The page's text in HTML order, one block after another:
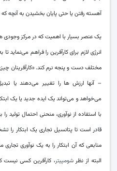
آهسته رفتن یا حتی پایان بخشیدن به آنچه
یک عنصر بسیار با اهمیت که در مرکز وجودی
انرژی لازم برای کارآفرین را فراهم می‌نماید
مختلف دست و پنجه نرم کند. «کارآفرینان
– آنها ارزش ها را تغییر می‌دهند یا
می‌خواهد و می‌تواند یک ایده جدید یا یک
با استفاده از نوآوری، منحنی احتمال تولید
قادر است تا پتانسیل تجاری یک ابتکار را
منابعی که آن ابتکار را به یک نوآوری
البته از نظرشومپیتر، کارآفرین کسی نیست